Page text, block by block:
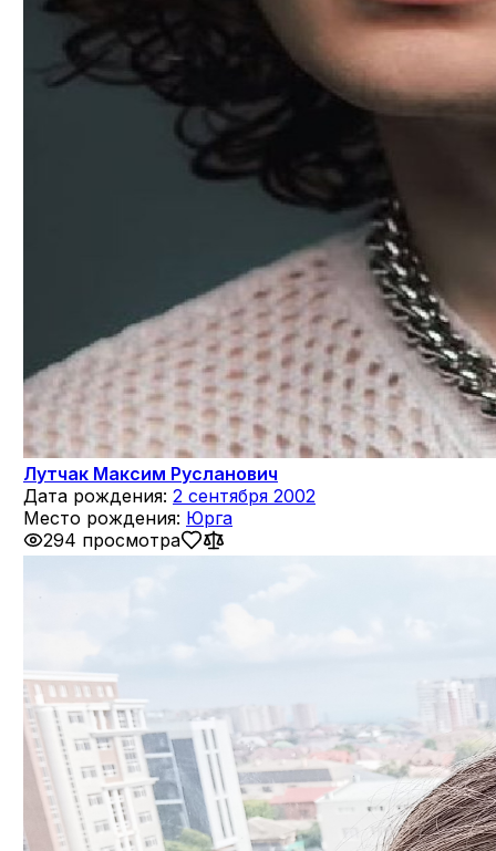
Лутчак Максим Русланович
Дата рождения: 2 сентября 2002
Место рождения: Юрга
294 просмотра